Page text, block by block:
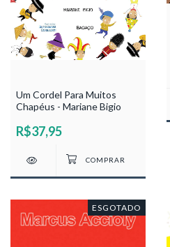
Um Cordel Para Muitos
Chapéus - Mariane Bigio
R$37,95
ESGOTADO